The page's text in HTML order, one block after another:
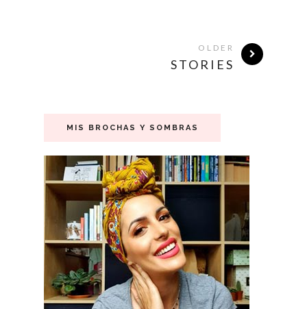
OLDER
STORIES
MIS BROCHAS Y SOMBRAS